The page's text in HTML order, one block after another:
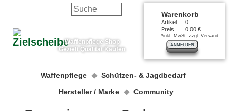
Waffenpflege Shop
Gezielt Qualität Kaufen
Warenkorb
Artikel
0
Preis
0,00 €
*inkl. MwSt. zzgl. Versand
ANMELDEN
Waffenpflege
Schützen- & Jagdbedarf
Hersteller / Marke
Community